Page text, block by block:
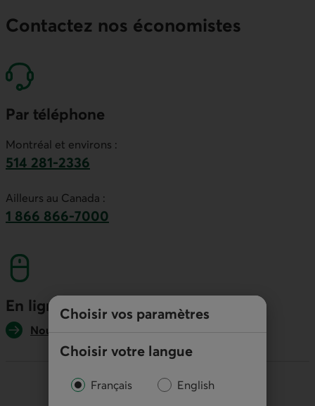
Choisir vos paramètres
Choisir votre langue
Français English
Contactez nos économistes
Par téléphone
Montréal et environs :
514 281-2336
Ailleurs au Canada :
1 866 866-7000
En ligne
Nous écrire